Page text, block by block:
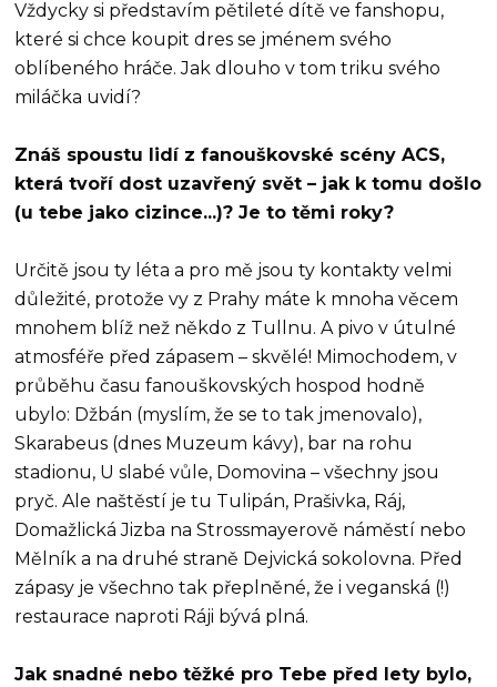
Vždycky si představím pětileté dítě ve fanshopu,
které si chce koupit dres se jménem svého
oblíbeného hráče. Jak dlouho v tom triku svého
miláčka uvidí?
Znáš spoustu lidí z fanouškovské scény ACS,
která tvoří dost uzavřený svět – jak k tomu došlo
(u tebe jako cizince...)? Je to těmi roky?
Určitě jsou ty léta a pro mě jsou ty kontakty velmi
důležité, protože vy z Prahy máte k mnoha věcem
mnohem blíž než někdo z Tullnu. A pivo v útulné
atmosféře před zápasem – skvělé! Mimochodem, v
průběhu času fanouškovských hospod hodně
ubylo: Džbán (myslím, že se to tak jmenovalo),
Skarabeus (dnes Muzeum kávy), bar na rohu
stadionu, U slabé vůle, Domovina – všechny jsou
pryč. Ale naštěstí je tu Tulipán, Prašivka, Ráj,
Domažlická Jizba na Strossmayerově náměstí nebo
Mělník a na druhé straně Dejvická sokolovna. Před
zápasy je všechno tak přeplněné, že i veganská (!)
restaurace naproti Ráji bývá plná.
Jak snadné nebo těžké pro Tebe před lety bylo,